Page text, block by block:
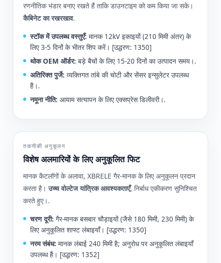
रणनीतिक भंडार बनाए रखते हैं ताकि डाउनटाइम को कम किया जा सके।
कैबिनेट का रखरखाव.
स्टॉक में उपलब्ध वस्तुएँ: मानक 12kV इकाइयों (210 मिमी अंतर) के
लिए 3-5 दिनों के भीतर शिप करें। [उद्धरण: 1350]
थोक OEM ऑर्डर: बड़े बैचों के लिए 15-20 दिनों का उत्पादन समय।.
अतिरिक्त पुर्जे: व्यक्तिगत तांबे की चोटी और सेंसर इन्सुलेटर उपलब्ध
हैं।.
नमूना नीति: आयाम सत्यापन के लिए एक्सप्रेस डिलीवरी।.
तकनीकी अनुकूलन
विशेष अलमारियों के लिए अनुकूलित फिट
मानक कैटलॉगों के अलावा, XBRELE गैर-मानक के लिए अनुकूलन प्रदान
करता है।उच्च वोल्टेज यांत्रिक आवश्यकताएँ, निर्बाध एकीकरण सुनिश्चित
करते हुए।.
चरण दूरी: गैर-मानक बसबार चौड़ाइयों (जैसे 180 मिमी, 230 मिमी) के
लिए अनुकूलित शाफ्ट लंबाइयाँ। [उद्धरण: 1350]
नरम संबंध: मानक लंबाई 240 मिमी है; अनुरोध पर अनुकूलित लंबाइयाँ
उपलब्ध हैं। [उद्धरण: 1352]